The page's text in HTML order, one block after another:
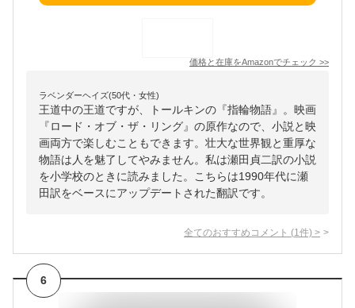
価格と在庫をAmazonでチェック >>
ラベンダーヘイズ(50代・女性)
王道中の王道ですが、トールキンの『指輪物語』。映画
『ロード・オブ・ザ・リング』の原作なので、小説と映
画両方で楽しむこともできます。壮大な世界観と重厚な
物語は人を魅了してやみません。私は瀬田貞二訳の小説
を小学校のときに読みました。こちらは1990年代に瀬
田訳をベースにアップデートされた翻訳です。
全てのおすすめコメント (1 件) >
6